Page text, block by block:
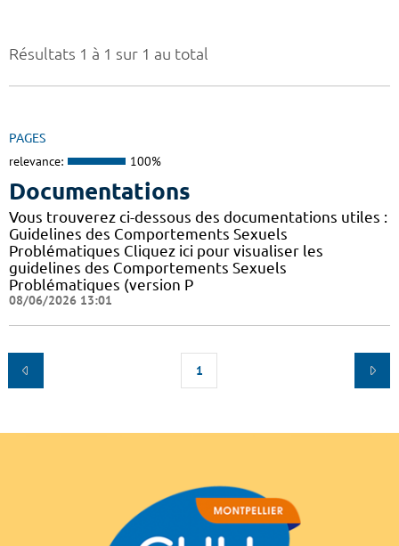
Résultats 1 à 1 sur 1 au total
PAGES
relevance: 100%
Documentations
Vous trouverez ci-dessous des documentations utiles :
Guidelines des Comportements Sexuels
Problématiques Cliquez ici pour visualiser les
guidelines des Comportements Sexuels
Problématiques (version P
08/06/2026 13:01
1